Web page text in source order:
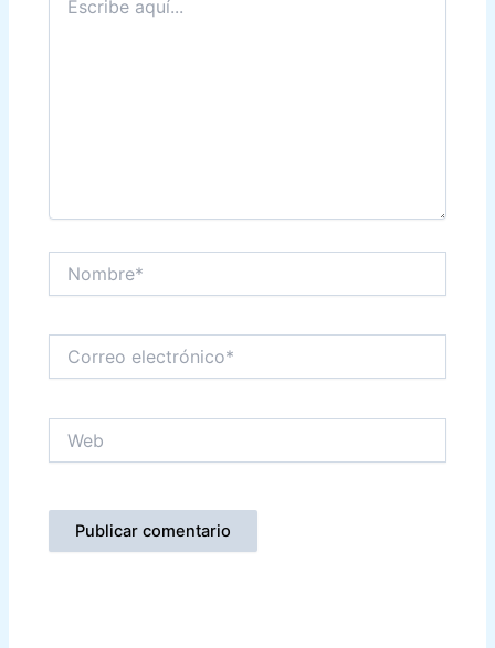
aquí...
electrónico*